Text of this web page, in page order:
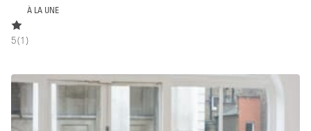
Camion / Fourgon
Commerce
À LA UNE
5(1 )